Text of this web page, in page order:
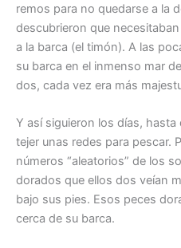
remos para no quedarse a la
descubrieron que
a la barca (el timón). A las
su barca en el inmenso mar
dos, cada vez era más
Y así siguieron los días,
tejer unas redes para pescar.
números “aleatorios” de los
dorados que ellos dos veían
bajo sus pies. Esos peces
cerca de su barca.